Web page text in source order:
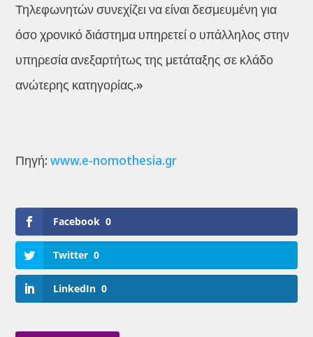
Τηλεφωνητών συνεχίζει να είναι δεσμευμένη για
όσο χρονικό διάστημα υπηρετεί ο υπάλληλος στην
υπηρεσία ανεξαρτήτως της μετάταξης σε κλάδο
ανώτερης κατηγορίας.»
Πηγή:www.e-nomothesia.gr
Facebook 0
Twitter 0
LinkedIn 0